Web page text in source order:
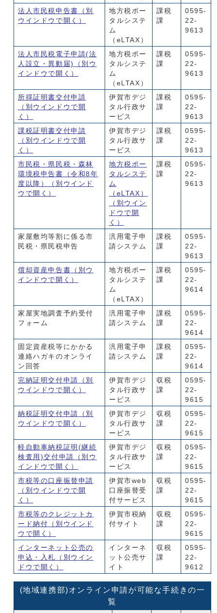
法人市民税申告書
（別
ウインドウで開く）
地方税ポー
タルシステ
ム
（eLTAX）
課税
課
0595-
22-
9613
法人市民税電子申請(法
人設立・異動届)
（別ウ
インドウで開く）
地方税ポー
タルシステ
ム
（eLTAX）
課税
課
0595-
22-
9613
所得証明書交付申請
（別ウインドウで開
く）
伊賀市デジ
タル行政サ
ービス
課税
課
0595-
22-
9613
課税証明書交付申請
（別ウインドウで開
く）
伊賀市デジ
タル行政サ
ービス
課税
課
0595-
22-
9613
市民税・県民税・森林
環境税申告書（令和8年
度以降）
（別ウインド
ウで開く）
地方税ポー
タルシステ
ム
（eLTAX）
（別ウイン
ドウで開
く）
課税
課
0595-
22-
9613
家屋敷均等割に係る市
民税・県民税申告
汎用電子申
請システム
課税
課
0595-
22-
9613
償却資産申告書 （別ウ
インドウで開く）
地方税ポー
タルシステ
ム
（eLTAX）
課税
課
0595-
22-
9614
家屋実地調査予約受付
フォーム
汎用電子申
請システム
課税
課
0595-
22-
9614
固定資産税等にかかる
連絡ハガキのオンライ
ン回答
汎用電子申
請システム
課税
課
0595-
22-
9614
完納証明交付申請
（別
ウインドウで開く）
伊賀市デジ
タル行政サ
ービス
収税
課
0595-
22-
9615
納税証明交付申請
（別
ウインドウで開く）
伊賀市デジ
タル行政サ
ービス
収税
課
0595-
22-
9615
軽自動車納税証明(継続
検査用)交付申請
（別ウ
インドウで開く）
伊賀市デジ
タル行政サ
ービス
収税
課
0595-
22-
9615
市税等の口座振替申請
（別ウインドウで開
く）
伊賀市web
口座振替受
付サービス
収税
課
0595-
22-
9615
市税等のクレジットカ
ード納付 （別ウインド
ウで開く）
伊賀市税納
付サイト
収税
課
0595-
22-
9615
インターネット公売の
申込・入札
（別ウイン
ドウで開く）
インターネ
ット公売サ
イト
収税
課
0595-
22-
9612
(地域連携部)オンライン申請が可能な手続きの一
覧